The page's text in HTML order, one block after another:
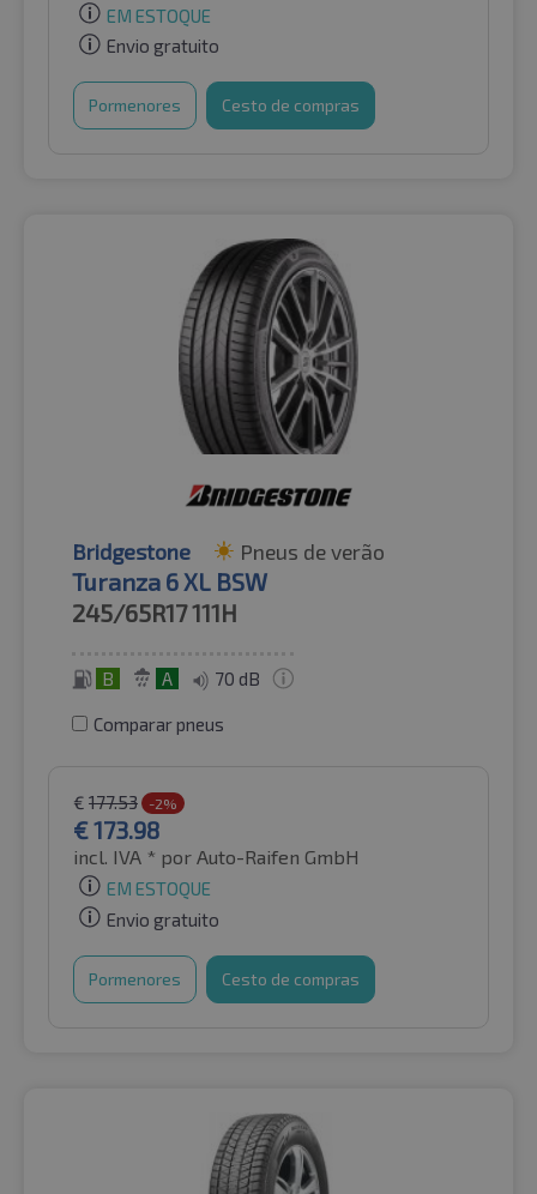
EM ESTOQUE
Envio gratuito
Pormenores Cesto de compras
Bridgestone Pneus de verão
Turanza 6 XL BSW
245/65R17111H
B A 70 dB
Comparar pneus
€ 177.53 -2%
€173.98
incl. IVA * por Auto-Raifen GmbH
EM ESTOQUE
Envio gratuito
Pormenores Cesto de compras